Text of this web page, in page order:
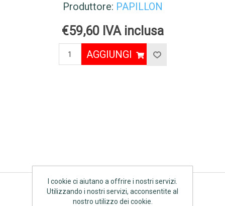
Produttore: PAPILLON
€59,60 IVA inclusa
AGGIUNGI
Etichetta del prodotto
I cookie ci aiutano a offrire i nostri servizi.
Utilizzando i nostri servizi, acconsentite al
nostro utilizzo dei cookie.